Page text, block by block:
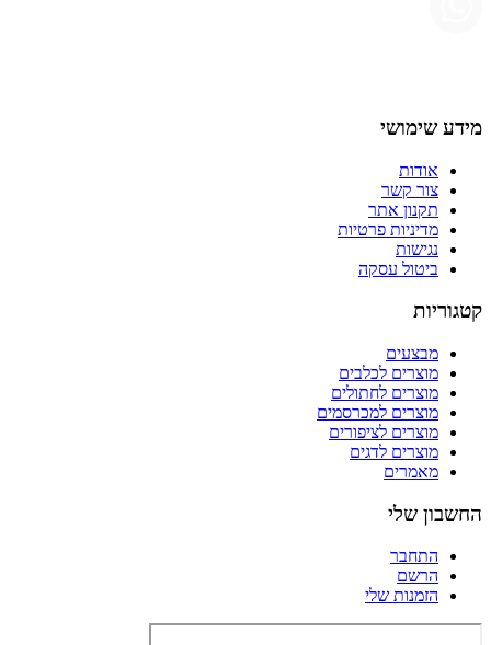
מידע שימושי
אודות
צור קשר
תקנון אתר
מדיניות פרטיות
נגישות
ביטול עסקה
קטגוריות
מבצעים
מוצרים לכלבים
מוצרים לחתולים
מוצרים למכרסמים
מוצרים לציפורים
מוצרים לדגים
מאמרים
החשבון שלי
התחבר
הרשם
הזמנות שלי